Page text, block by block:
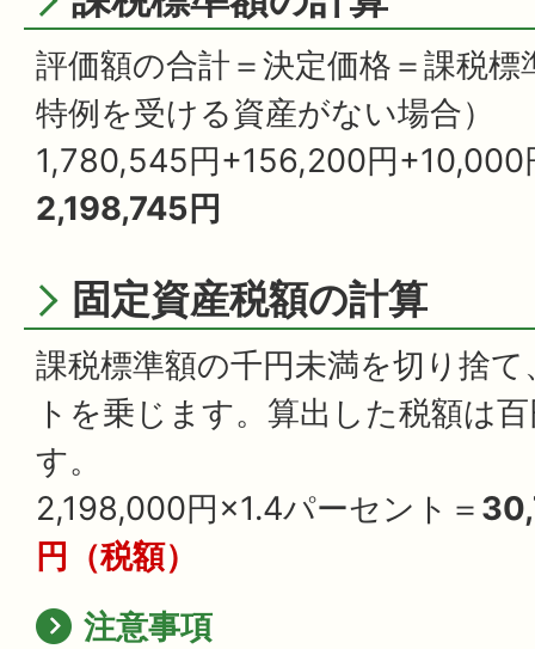
評価額の合計＝決定価格＝課税標
特例を受ける資産がない場合）
1,780,545円+156,200円
2,198,745円
固定資産税額の計算
課税標準額の千円未満を切り捨
トを乗じます。算出した税額は
す。
2,198,000円×1.4パーセント＝
円（税額）
注意事項